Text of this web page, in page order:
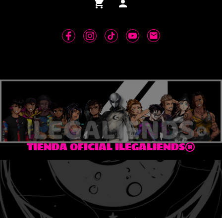
TIENDA OFICIAL ILEGALIENDS®